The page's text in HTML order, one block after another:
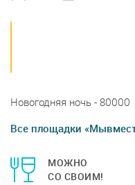
Новогодняя ночь - 80000
Все площадки
МОЖНО
СО СВОИМ!